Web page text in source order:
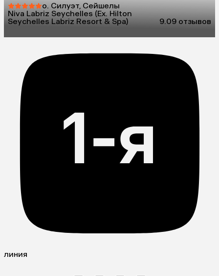
о. Силуэт, Сейшелы
Niva Labriz Seychelles (Ex. Hilton
Seychelles Labriz Resort & Spa)
9.09 отзывов
линия